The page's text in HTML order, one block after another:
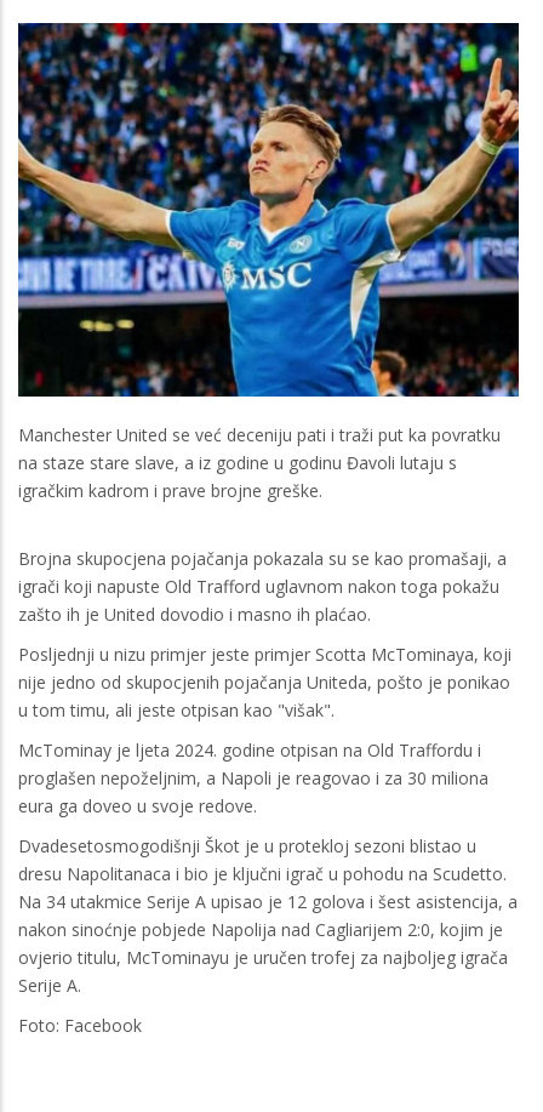
Manchester United se već deceniju pati i traži put ka povratku
na staze stare slave, a iz godine u godinu Đavoli lutaju s
igračkim kadrom i prave brojne greške.
Brojna skupocjena pojačanja pokazala su se kao promašaji, a
igrači koji napuste Old Trafford uglavnom nakon toga pokažu
zašto ih je United dovodio i masno ih plaćao.
Posljednji u nizu primjer jeste primjer Scotta McTominaya, koji
nije jedno od skupocjenih pojačanja Uniteda, pošto je ponikao
u tom timu, ali jeste otpisan kao "višak".
McTominay je ljeta 2024. godine otpisan na Old Traffordu i
proglašen nepoželjnim, a Napoli je reagovao i za 30 miliona
eura ga doveo u svoje redove.
Dvadesetosmogodišnji Škot je u protekloj sezoni blistao u
dresu Napolitanaca i bio je ključni igrač u pohodu na Scudetto.
Na 34 utakmice Serije A upisao je 12 golova i šest asistencija, a
nakon sinoćnje pobjede Napolija nad Cagliarijem 2:0, kojim je
ovjerio titulu, McTominayu je uručen trofej za najboljeg igrača
Serije A.
Foto: Facebook